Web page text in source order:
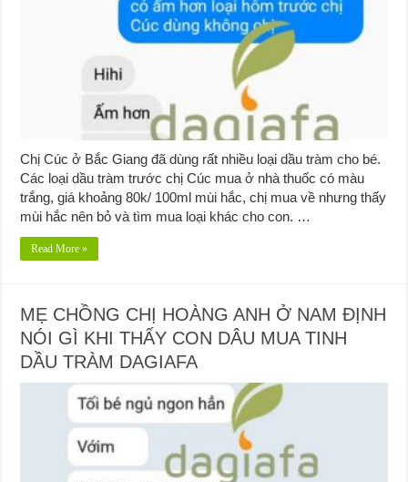
Chị Cúc ở Bắc Giang đã dùng rất nhiều loại dầu tràm cho bé.
Các loại dầu tràm trước chị Cúc mua ở nhà thuốc có màu
trắng, giá khoảng 80k/ 100ml mùi hắc, chị mua về nhưng thấy
mùi hắc nên bỏ và tìm mua loại khác cho con. …
Read More »
MẸ CHỒNG CHỊ HOÀNG ANH Ở NAM ĐỊNH
NÓI GÌ KHI THẤY CON DÂU MUA TINH
DẦU TRÀM DAGIAFA